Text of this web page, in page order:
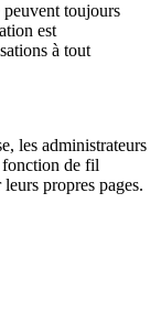
toujours
est
à tout
les administrateurs
fonction de fil
propres pages.